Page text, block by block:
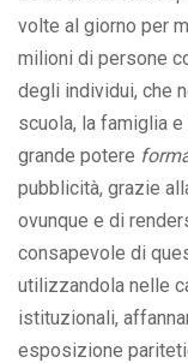
volte al giorno per
milioni di persone
degli individui, che
scuola, la famiglia
grande potere
pubblicità, grazie
ovunque e di
consapevole di
utilizzandola nelle
istituzionali,
esposizione